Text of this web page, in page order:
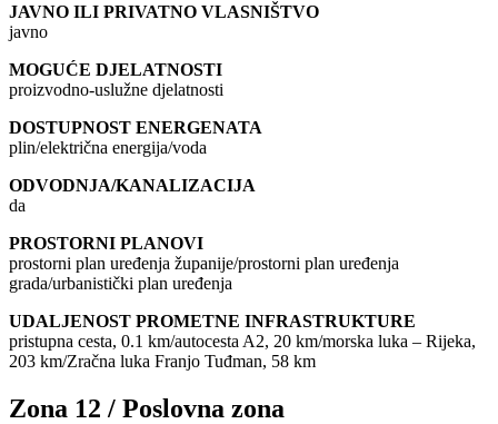
JAVNO ILI PRIVATNO VLASNIŠTVO
javno
MOGUĆE DJELATNOSTI
proizvodno-uslužne djelatnosti
DOSTUPNOST ENERGENATA
plin/električna energija/voda
ODVODNJA/KANALIZACIJA
da
PROSTORNI PLANOVI
prostorni plan uređenja županije/prostorni plan uređenja
grada/urbanistički plan uređenja
UDALJENOST PROMETNE INFRASTRUKTURE
pristupna cesta, 0.1 km/autocesta A2, 20 km/morska luka – Rijeka,
203 km/Zračna luka Franjo Tuđman, 58 km
Zona 12 / Poslovna zona